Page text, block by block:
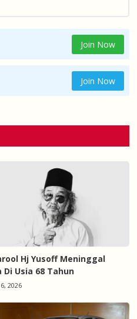
Join Now
Join Now
Hj Yusoff Meninggal
Di Usia 68 Tahun
2026